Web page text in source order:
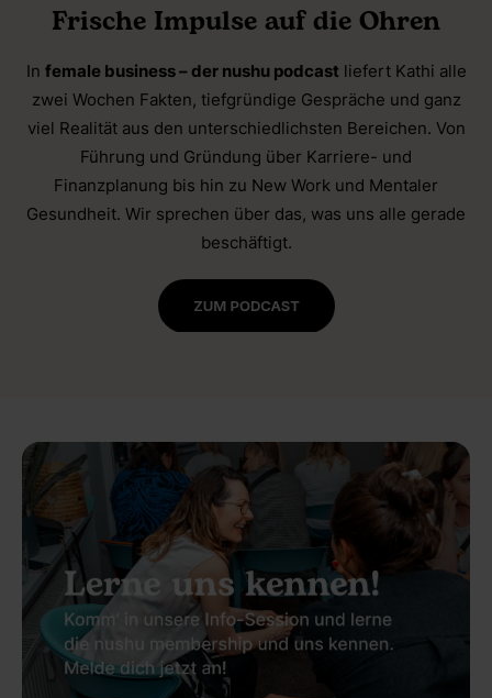
Frische Impulse auf die Ohren
In female business – der nushu podcast liefert Kathi alle
zwei Wochen Fakten, tiefgründige Gespräche und ganz
viel Realität aus den unterschiedlichsten Bereichen. Von
Führung und Gründung über Karriere- und
Finanzplanung bis hin zu New Work und Mentaler
Gesundheit. Wir sprechen über das, was uns alle gerade
beschäftigt.